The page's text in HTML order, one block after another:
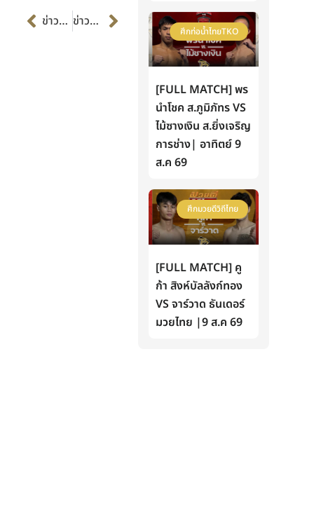
Prevข่าวก่อนหน้า ข่าวต่อไป Next ศึกท่อน้ำไทยTKO
[FULL MATCH] พร
นำโชค ส.ภูมิภัทร VS
ไม้ซางเงิน ส.ยิ่งเจริญ
การช่าง| อาทิตย์ 9
ส.ค 69
ศึกมวยดีวิถีไทย
[FULL MATCH] คู
ก้า สิงห์บัลลังก์ทอง
VS จาร์วาด ธันเดอร์
มวยไทย |9 ส.ค 69